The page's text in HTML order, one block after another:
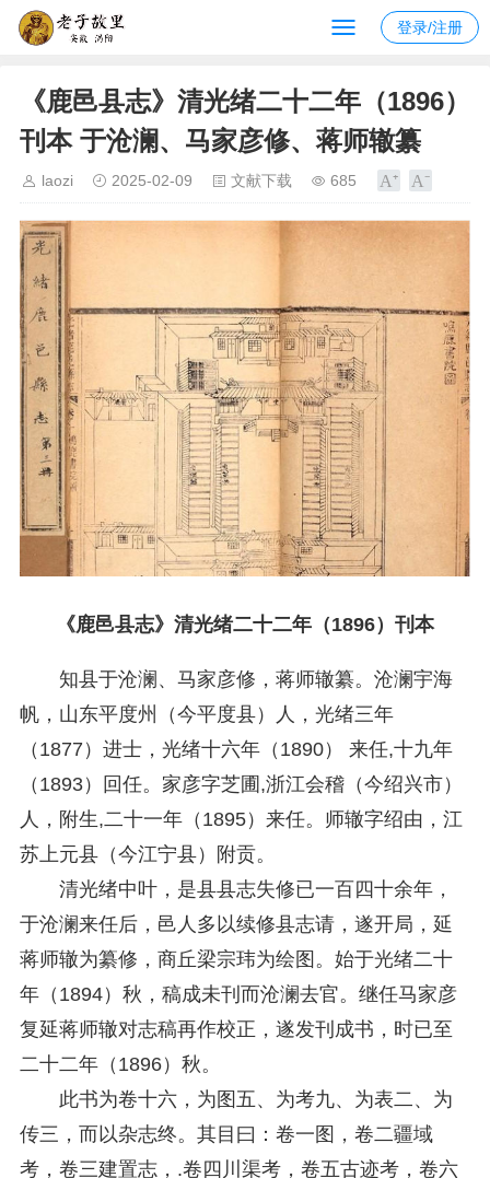
登录/注册
《鹿邑县志》清光绪二十二年（1896）
刊本 于沧澜、马家彦修、蒋师辙纂
laozi 2025-02-09 文献下载 685
《鹿邑县志》清光绪二十二年（1896）刊本
知县于沧澜、马家彦修，蒋师辙纂。沧澜宇海
帆，山东平度州（今平度县）人，光绪三年
（1877）进士，光绪十六年（1890） 来任,十九年
（1893）回任。家彦字芝圃,浙江会稽（今绍兴市）
人，附生,二十一年（1895）来任。师辙字绍由，江
苏上元县（今江宁县）附贡。
清光绪中叶，是县县志失修已一百四十余年，
于沧澜来任后，邑人多以续修县志请，遂开局，延
蒋师辙为纂修，商丘梁宗玮为绘图。始于光绪二十
年（1894）秋，稿成未刊而沧澜去官。继任马家彦
复延蒋师辙对志稿再作校正，遂发刊成书，时已至
二十二年（1896）秋。
此书为卷十六，为图五、为考九、为表二、为
传三，而以杂志终。其目曰：卷一图，卷二疆域
考，卷三建置志，.卷四川渠考，卷五古迹考，卷六